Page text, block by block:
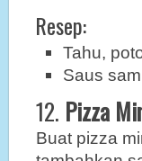
Resep:
Tahu,
Saus
12. Pizza
Buat pizza